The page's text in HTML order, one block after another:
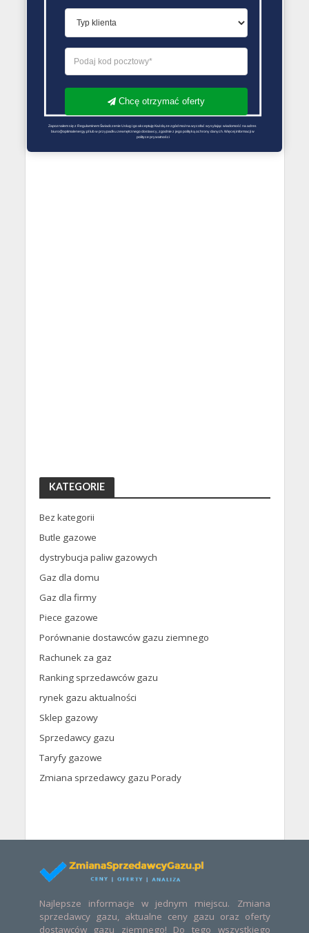
KATEGORIE
Bez kategorii
Butle gazowe
dystrybucja paliw gazowych
Gaz dla domu
Gaz dla firmy
Piece gazowe
Porównanie dostawców gazu ziemnego
Rachunek za gaz
Ranking sprzedawców gazu
rynek gazu aktualności
Sklep gazowy
Sprzedawcy gazu
Taryfy gazowe
Zmiana sprzedawcy gazu Porady
Najlepsze informacje w jednym miejscu. Zmiana
sprzedawcy gazu, aktualne ceny gazu oraz oferty
dostawców gazu ziemnego! Do tego wszystkiego
Chcę otrzymać oferty
Zapoznałem się z Regulaminem Świadczenie Usług i go akceptuję Każdą ze zgód można wycofać wysyłając wiadomość na adres
biuro@optimalenergy.pl lub w przypadku zewnętrznego dostawcy, zgodnie z jego polityką ochrony danych. Więcej informacji w
polityce prywatności